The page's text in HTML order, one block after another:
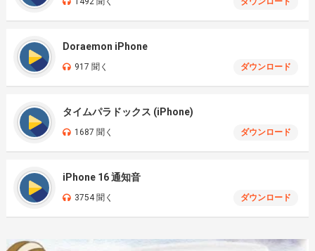
Doraemon iPhone
917 聞く ダウンロード
タイムパラドックス (iPhone)
1687 聞く ダウンロード
iPhone 16 通知音
3754 聞く ダウンロード